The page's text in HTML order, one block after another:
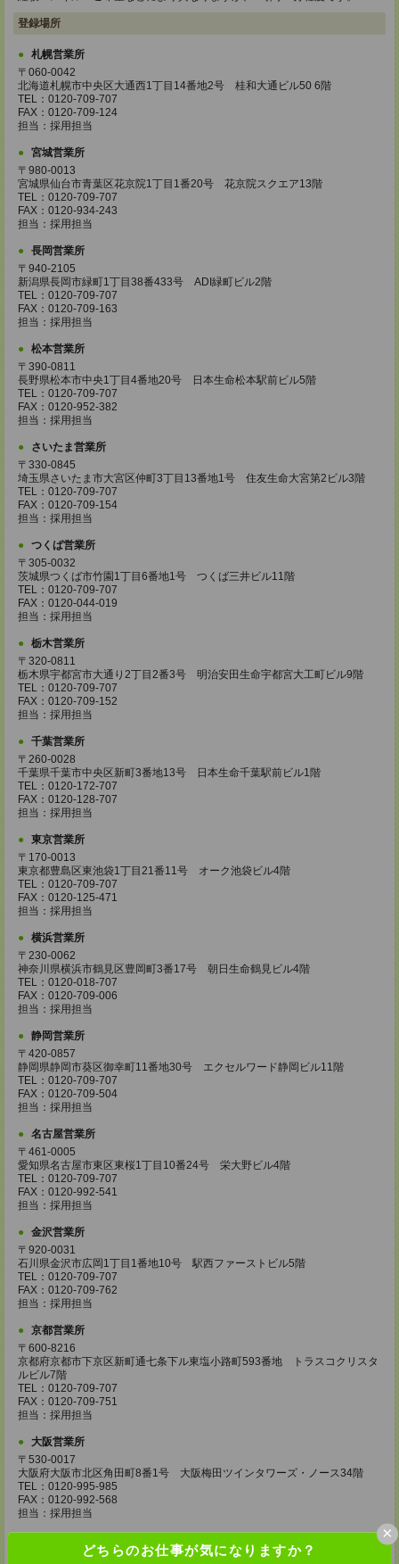
どちらのお仕事が気になりますか？
×
登録場所
札幌営業所
〒060-0042
北海道札幌市中央区大通西1丁目14番地2号 桂和大通ビル50 6階
TEL：0120-709-707
FAX：0120-709-124
担当：採用担当
宮城営業所
〒980-0013
宮城県仙台市青葉区花京院1丁目1番20号 花京院スクエア13階
TEL：0120-709-707
FAX：0120-934-243
担当：採用担当
長岡営業所
〒940-2105
新潟県長岡市緑町1丁目38番433号 ADI緑町ビル2階
TEL：0120-709-707
FAX：0120-709-163
担当：採用担当
松本営業所
〒390-0811
長野県松本市中央1丁目4番地20号 日本生命松本駅前ビル5階
TEL：0120-709-707
FAX：0120-952-382
担当：採用担当
さいたま営業所
〒330-0845
埼玉県さいたま市大宮区仲町3丁目13番地1号 住友生命大宮第2ビル3階
TEL：0120-709-707
FAX：0120-709-154
担当：採用担当
つくば営業所
〒305-0032
茨城県つくば市竹園1丁目6番地1号 つくば三井ビル11階
TEL：0120-709-707
FAX：0120-044-019
担当：採用担当
栃木営業所
〒320-0811
栃木県宇都宮市大通り2丁目2番3号 明治安田生命宇都宮大工町ビル9階
TEL：0120-709-707
FAX：0120-709-152
担当：採用担当
千葉営業所
〒260-0028
千葉県千葉市中央区新町3番地13号 日本生命千葉駅前ビル1階
TEL：0120-172-707
FAX：0120-128-707
担当：採用担当
東京営業所
〒170-0013
東京都豊島区東池袋1丁目21番11号 オーク池袋ビル4階
TEL：0120-709-707
FAX：0120-125-471
担当：採用担当
横浜営業所
〒230-0062
神奈川県横浜市鶴見区豊岡町3番17号 朝日生命鶴見ビル4階
TEL：0120-018-707
FAX：0120-709-006
担当：採用担当
静岡営業所
〒420-0857
静岡県静岡市葵区御幸町11番地30号 エクセルワード静岡ビル11階
TEL：0120-709-707
FAX：0120-709-504
担当：採用担当
名古屋営業所
〒461-0005
愛知県名古屋市東区東桜1丁目10番24号 栄大野ビル4階
TEL：0120-709-707
FAX：0120-992-541
担当：採用担当
金沢営業所
〒920-0031
石川県金沢市広岡1丁目1番地10号 駅西ファーストビル5階
TEL：0120-709-707
FAX：0120-709-762
担当：採用担当
京都営業所
〒600-8216
京都府京都市下京区新町通七条下ル東塩小路町593番地 トラスコクリスタ
ルビル7階
TEL：0120-709-707
FAX：0120-709-751
担当：採用担当
大阪営業所
〒530-0017
大阪府大阪市北区角田町8番1号 大阪梅田ツインタワーズ・ノース34階
TEL：0120-995-985
FAX：0120-992-568
担当：採用担当